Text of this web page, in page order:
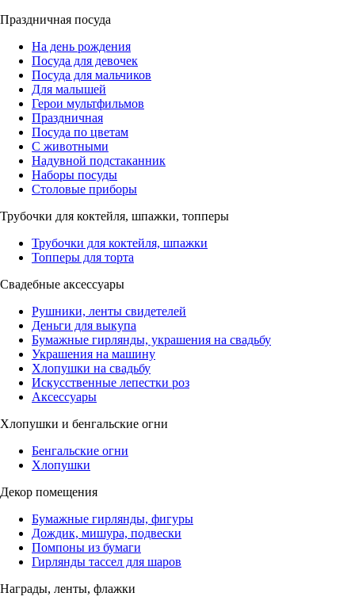
Праздничная посуда
На день рождения
Посуда для девочек
Посуда для мальчиков
Для малышей
Герои мультфильмов
Праздничная
Посуда по цветам
С животными
Надувной подстаканник
Наборы посуды
Столовые приборы
Трубочки для коктейля, шпажки, топперы
Трубочки для коктейля, шпажки
Топперы для торта
Свадебные аксессуары
Рушники, ленты свидетелей
Деньги для выкупа
Бумажные гирлянды, украшения на свадьбу
Украшения на машину
Хлопушки на свадьбу
Искусственные лепестки роз
Аксессуары
Хлопушки и бенгальские огни
Бенгальские огни
Хлопушки
Декор помещения
Бумажные гирлянды, фигуры
Дождик, мишура, подвески
Помпоны из бумаги
Гирлянды тассел для шаров
Награды, ленты, флажки